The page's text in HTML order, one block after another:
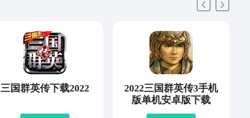
三国群英传下载2022
2022三国群英传3手机
版单机安卓版下载